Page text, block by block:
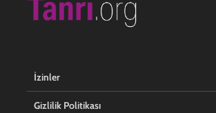
İzinler
Gizlilik Politikası